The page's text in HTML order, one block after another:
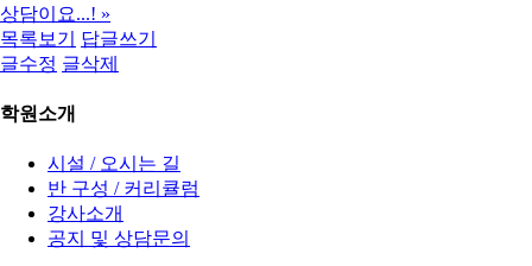
상담이요...! »
목록보기
답글쓰기
글수정 글삭제
학원소개
시설 / 오시는 길
반 구성 / 커리큘럼
강사소개
공지 및 상담문의